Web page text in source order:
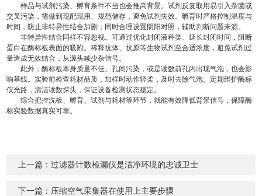
样品与试剂污染、孵育条件不当也会推高背景。试剂反复取用易引入杂菌或
交叉污染，需做到现配现用、规范储存，避免试剂失效。孵育时严格控制温度与
时间，防止非特异性结合加剧；同时合理设置阴阳对照，辅助判断问题来源。
非特异性结合同样不容忽视。可通过优化封闭液种类、延长封闭时间，阻断
蛋白在酶标板表面的吸附。稀释抗体、抗原等生物试剂至合适浓度，避免试剂过
量造成无效结合，从源头减少杂信号。
此外，酶标板本身质量不佳、孔间污染，或是读数前孔内出现气泡，也会影
响基线。实验前检查耗材品质，加样时动作轻柔，及时去除气泡。定期维护酶标
仪光路，清洁读数探头，保证设备检测状态稳定。
综合把控洗板、孵育、试剂与耗材等环节，就能有效降低背景信号，保障酶
标实验数据真实可靠。
上一篇：过滤器计数检漏仪是洁净环境的忠诚卫士
下一篇： 压缩空气采集器在使用上主要步骤